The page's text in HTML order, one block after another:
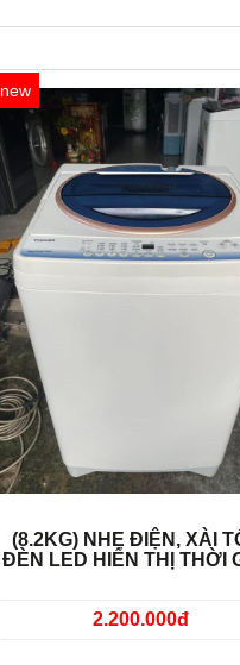
new
(8.2KG) NHẸ ĐIỆN, XÀI
ĐÈN LED HIỂN THỊ THỜI
2.200.000đ